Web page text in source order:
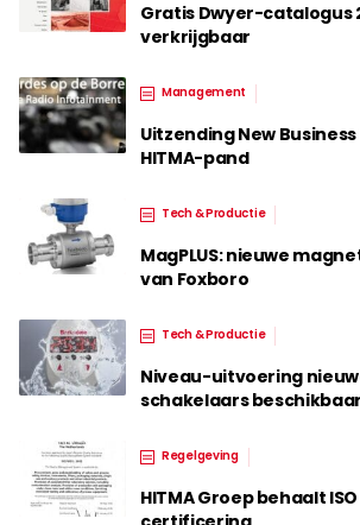
Gratis Dwyer-catalogus
verkrijgbaar
Management
Uitzending New
HITMA-pand
Tech & Productie
MagPLUS: nieuwe
van Foxboro
Tech & Productie
Niveau-uitvoering
schakelaars beschikbaar
Regelgeving
HITMA Groep behaalt ISO